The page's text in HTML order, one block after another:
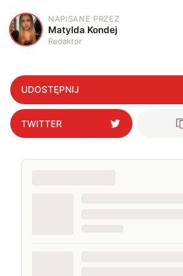
M
NAPISANE PRZEZ
Matylda Kondej
Redaktor
UDOSTĘPNIJ
TWITTER